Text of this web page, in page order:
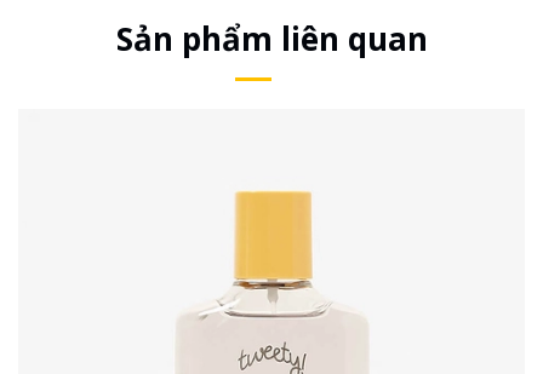
Sản phẩm liên quan